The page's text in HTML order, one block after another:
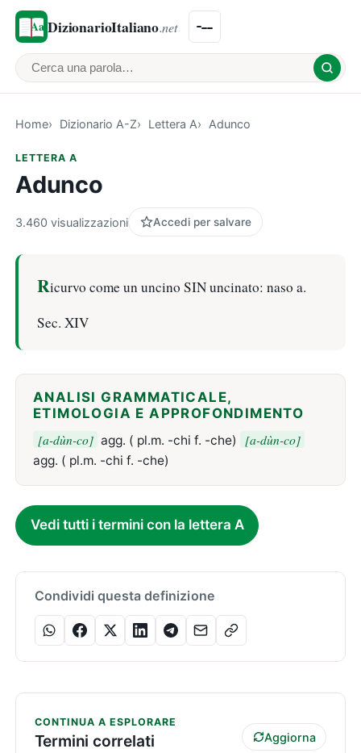
DizionarioItaliano.net
Cerca una parola
Home Dizionario A-Z Lettera A Adunco
LETTERA A
Adunco
3.460 visualizzazioni Accedi per salvare
Ricurvo come un uncino SIN uncinato: naso a.
Sec. XIV
ANALISI GRAMMATICALE,
ETIMOLOGIA E APPROFONDIMENTO
[a-dùn-co] agg. ( pl.m. -chi f. -che) [a-dùn-co]
agg. ( pl.m. -chi f. -che)
Vedi tutti i termini con la lettera A
Condividi questa definizione
CONTINUA A ESPLORARE
Termini correlati Aggiorna